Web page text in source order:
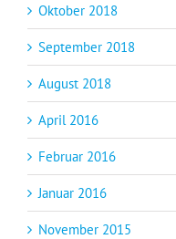
Oktober 2018
September 2018
August 2018
April 2016
Februar 2016
Januar 2016
November 2015